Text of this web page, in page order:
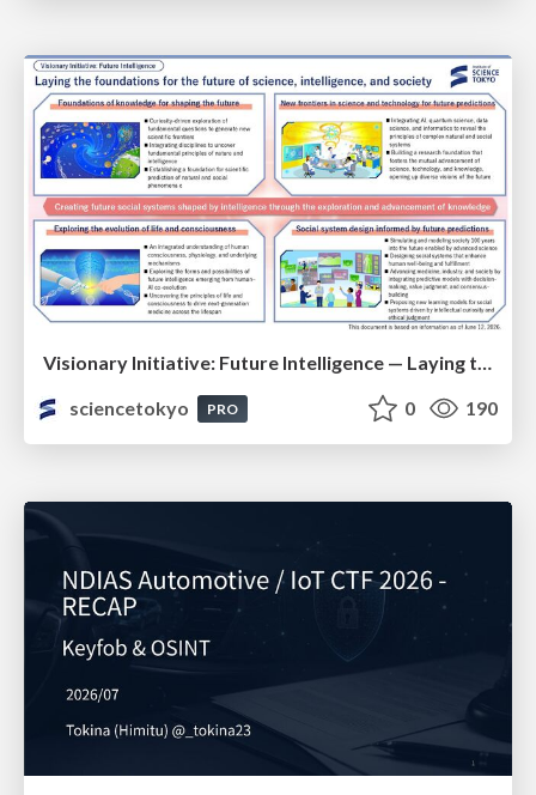
sciencetokyo
PRO 0 190